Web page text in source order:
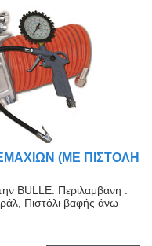
(ΜΕ ΠΙΣΤΟΛΗ
BULLE. Περιλαμβανη :
Πιστόλι βαφής άνω